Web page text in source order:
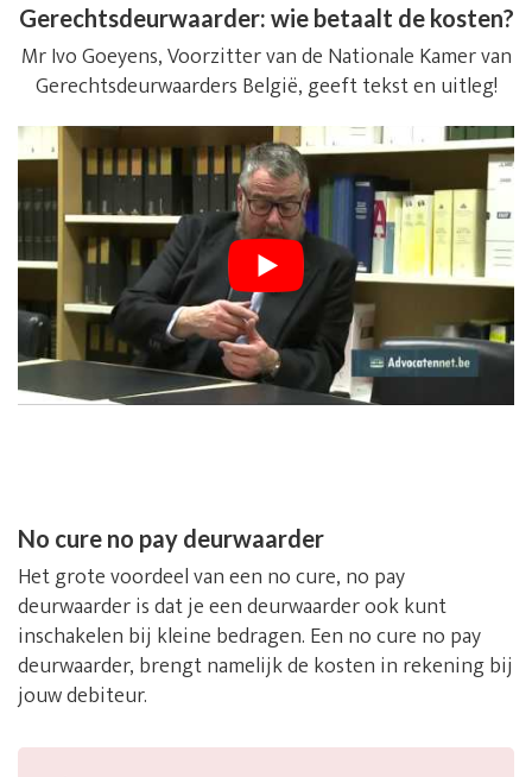
Gerechtsdeurwaarder: wie betaalt de kosten?
Mr Ivo Goeyens, Voorzitter van de Nationale Kamer van
Gerechtsdeurwaarders België, geeft tekst en uitleg!
No cure no pay deurwaarder
Het grote voordeel van een no cure, no pay
deurwaarder is dat je een deurwaarder ook kunt
inschakelen bij kleine bedragen. Een no cure no pay
deurwaarder, brengt namelijk de kosten in rekening bij
jouw debiteur.